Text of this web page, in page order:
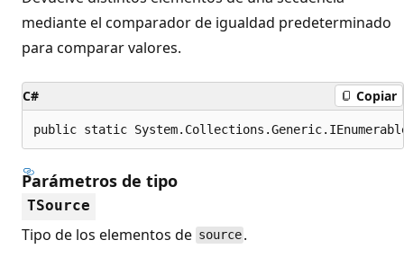
mediante el comparador de igualdad predeterminado
para comparar valores.
C# Copiar
public static
Parámetros de tipo
TSource
Tipo de los elementos de source .